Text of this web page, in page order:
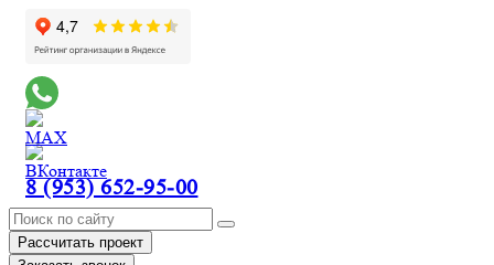
8 (953) 652-95-00
Рассчитать проект